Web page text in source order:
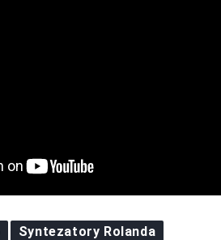
Syntezatory Rolanda